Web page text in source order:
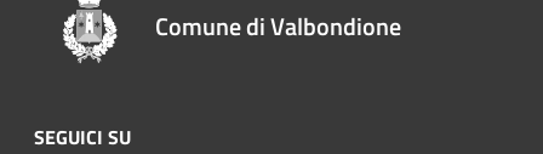
Comune di Valbondione
SEGUICI SU